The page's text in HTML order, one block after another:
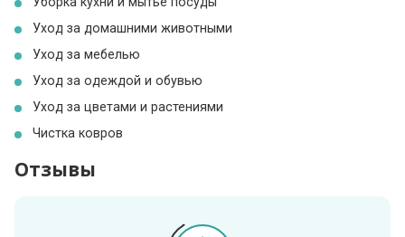
Уход за домашними животными
Уход за мебелью
Уход за одеждой и обувью
Уход за цветами и растениями
Чистка ковров
Отзывы